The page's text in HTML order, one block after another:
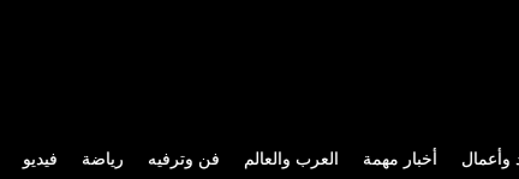
وأعمال أخبار مهمة العرب والعالم فن وترفيه رياضة فيديو